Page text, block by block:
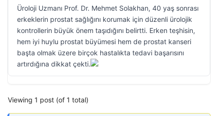
Üroloji Uzmanı Prof. Dr. Mehmet Solakhan, 40 yaş sonrası
erkeklerin prostat sağlığını korumak için düzenli ürolojik
kontrollerin büyük önem taşıdığını belirtti. Erken teşhisin,
hem iyi huylu prostat büyümesi hem de prostat kanseri
başta olmak üzere birçok hastalıkta tedavi başarısını
artırdığına dikkat çekti.
Viewing 1 post (of 1 total)